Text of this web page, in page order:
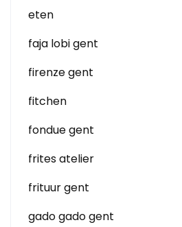
eten
faja lobi gent
firenze gent
fitchen
fondue gent
frites atelier
frituur gent
gado gado gent